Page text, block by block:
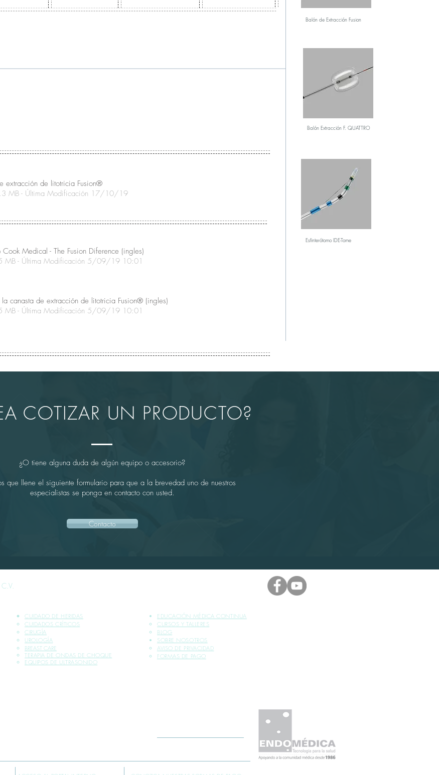
COTIZAR UN PRODUCTO?
¿O tiene alguna duda de algún equipo o accesorio?
que llene el siguiente formulario para que a la brevedad uno de nuestros
especialistas se ponga en contacto con usted.
Contacto
Balón de Extracción Fusion
extracción de litotricia Fusion®
MB - Última Modificación 17/10/19
Medical - The Fusion Diference (ingles)
MB - Última Modificación 5/09/19 10:01
Esfinterótomo IDE-Tome
Balón Extracción F. QUATTRO
la canasta de extracción de litotricia Fusion® (ingles)
MB - Última Modificación 5/09/19 10:01
CUIDADO DE HERIDAS
CUIDADOS CRÍTICOS​
CIRUGÍA
UROLOGÍA
BREAST CARE
TERAPIA DE ONDAS DE CHOQUE
EQUIPOS DE ULTRASONIDO
EDUCACIÓN MÉDICA CONTINUA
CURSOS Y TALLERES
BLOG
SOBRE NOSOTROS
AVISO DE PRIVACIDAD
FORMAS DE PAGO​